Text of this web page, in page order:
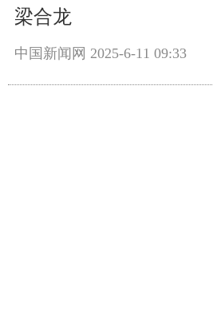
梁合龙
中国新闻网 2025-6-11 09:33